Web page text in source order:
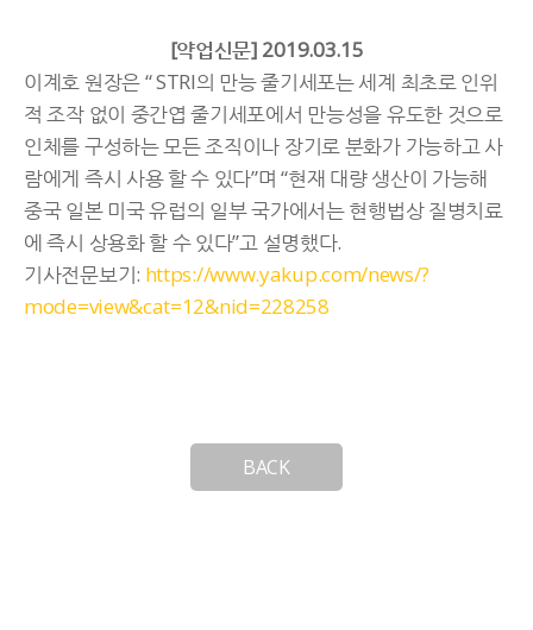
[약업신문] 2019.03.15
이계호 원장은 “ STRI의 만능 줄기세포는 세계 최초로 인위
적 조작 없이 중간엽 줄기세포에서 만능성을 유도한 것으로
인체를 구성하는 모든 조직이나 장기로 분화가 가능하고 사
람에게 즉시 사용 할 수 있다”며 “현재 대량 생산이 가능해
중국 일본 미국 유럽의 일부 국가에서는 현행법상 질병치료
에 즉시 상용화 할 수 있다”고 설명했다.
기사전문보기: https://www.yakup.com/news/?
mode=view&cat=12&nid=228258
BACK